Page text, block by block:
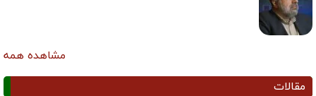
مشاهده همه
مقالات